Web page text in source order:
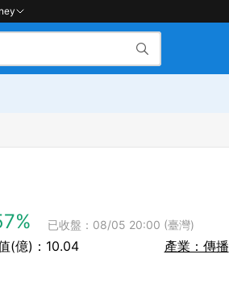
% 已收盤：08/05 20:00 (臺灣)
(億)：10.04 產業：傳播